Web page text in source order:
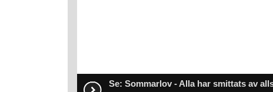
Se: Sommarlov - Alla har smittats av